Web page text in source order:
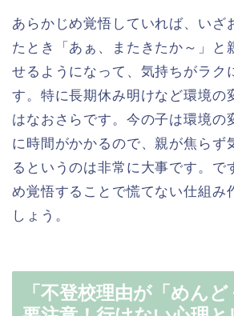
あらかじめ覚悟していれば、いざ
たとき「あぁ、またきたか～」と
せるようになって、気持ちがラク
す。特に長期休み明けなど環境の
はなおさらです。今の子は環境の
に時間がかかるので、親が焦らず
るというのは非常に大事です。で
め覚悟することで慌てない仕組み
しょう。
「不登校理由が「めん